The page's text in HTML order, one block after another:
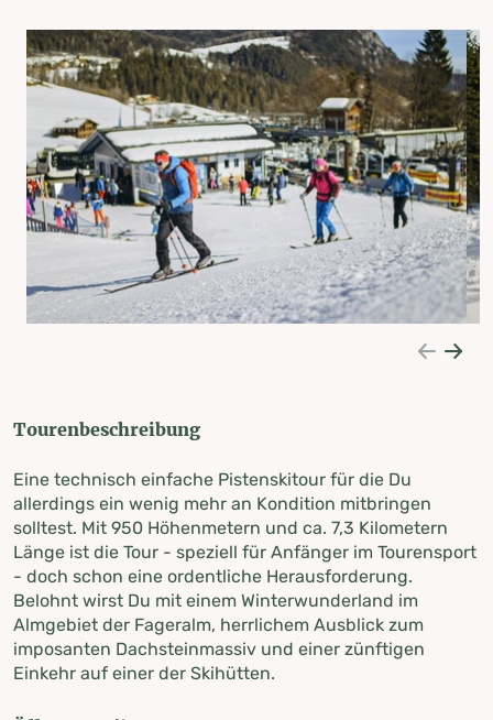
Tourenbeschreibung
Eine technisch einfache Pistenskitour für die Du
allerdings ein wenig mehr an Kondition mitbringen
solltest. Mit 950 Höhenmetern und ca. 7,3 Kilometern
Länge ist die Tour - speziell für Anfänger im Tourensport
- doch schon eine ordentliche Herausforderung.
Belohnt wirst Du mit einem Winterwunderland im
Almgebiet der Fageralm, herrlichem Ausblick zum
imposanten Dachsteinmassiv und einer zünftigen
Einkehr auf einer der Skihütten.